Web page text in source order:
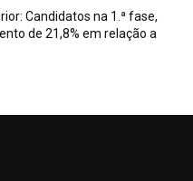
Candidatos na 1.ª fase,
de 21,8% em relação a